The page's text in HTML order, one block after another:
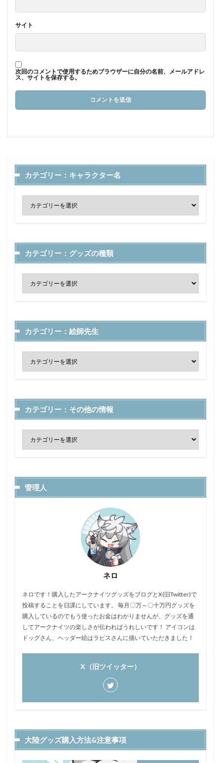
サイト
次回のコメントで使用するためブラウザーに自分の名前、メールアドレ
ス、サイトを保存する。
カテゴリー：キャラクター名
カテゴリー：グッズの種類
カテゴリー：絵師先生
カテゴリー：その他の情報
管理人
ネロ
ネロです！購入したアークナイツグッズをブログとX(旧Twitter)で
投稿することを日課にしています。 毎月〇万～〇十万円グッズを
購入しているのでもう使ったお金はわかりませんが、グッズを通
してアークナイツの楽しさが伝わればうれしいです！ アイコンは
ドッグさん、ヘッダー絵はラピスさんに描いていただきました！
X（旧ツイッター）
大陸グッズ購入方法&注意事項